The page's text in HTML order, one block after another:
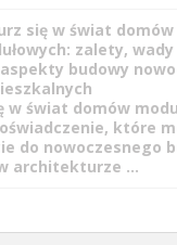
się w świat domów
zalety, wady
budowy
w świat domów
które
do nowoczesnego
architekturze …